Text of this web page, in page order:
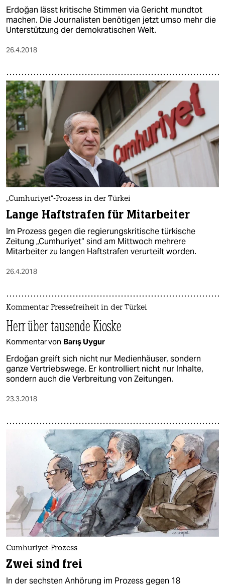
Erdoğan lässt kritische Stimmen via Gericht mundtot
machen. Die Journalisten benötigen jetzt umso mehr die
Unterstützung der demokratischen Welt.
26.4.2018
„Cumhuriyet“-Prozess in der Türkei
Lange Haftstrafen für Mitarbeiter
Im Prozess gegen die regierungskritische türkische
Zeitung „Cumhuriyet“ sind am Mittwoch mehrere
Mitarbeiter zu langen Haftstrafen verurteilt worden.
26.4.2018
Kommentar Pressefreiheit in der Türkei
Herr über tausende Kioske
Kommentar von Barış Uygur
Erdoğan greift sich nicht nur Medienhäuser, sondern
ganze Vertriebswege. Er kontrolliert nicht nur Inhalte,
sondern auch die Verbreitung von Zeitungen.
23.3.2018
Cumhuriyet-Prozess
Zwei sind frei
In der sechsten Anhörung im Prozess gegen 18